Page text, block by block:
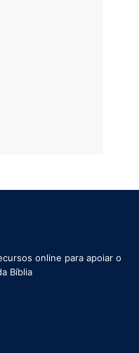
online para apoiar o
Bíblia